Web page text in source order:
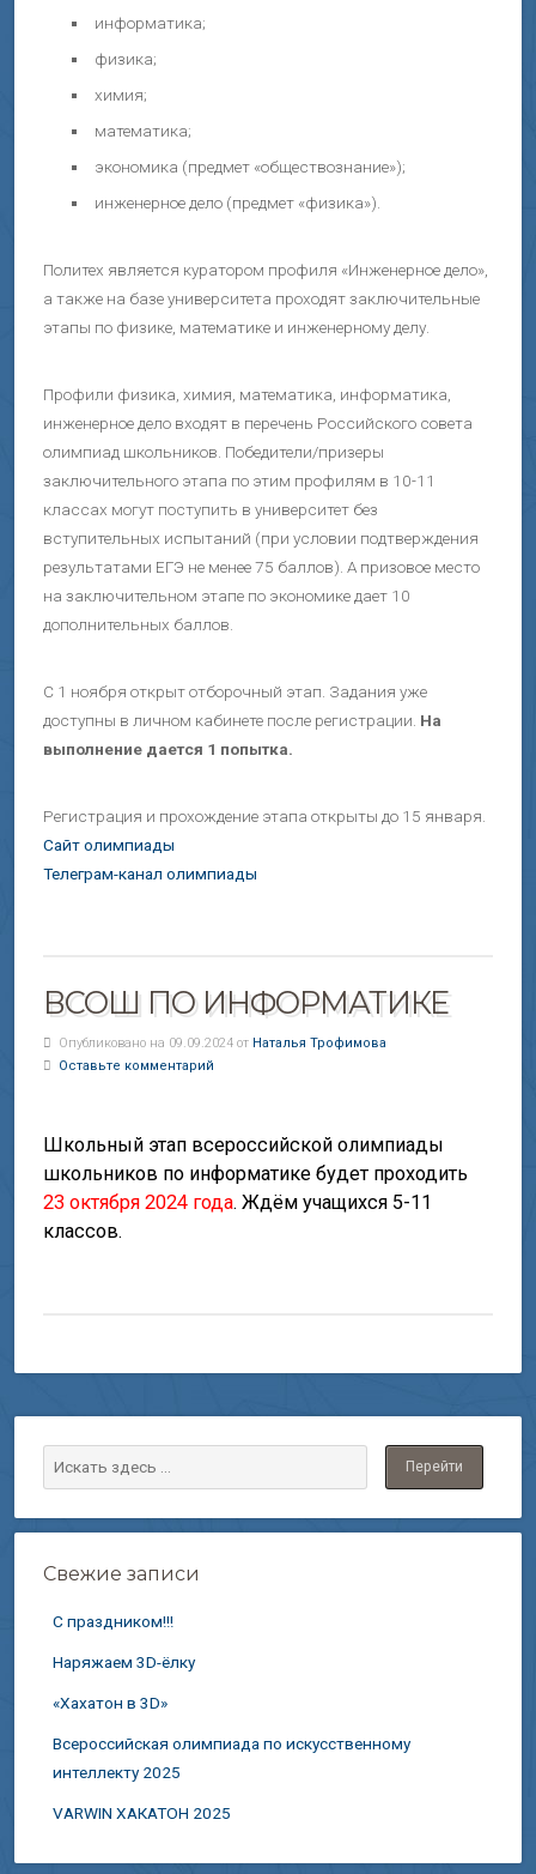
информатика;
физика;
химия;
математика;
экономика (предмет «обществознание»);
инженерное дело (предмет «физика»).
Политех является куратором профиля «Инженерное дело»,
а также на базе университета проходят заключительные
этапы по физике, математике и инженерному делу.
Профили физика, химия, математика, информатика,
инженерное дело входят в перечень Российского совета
олимпиад школьников. Победители/призеры
заключительного этапа по этим профилям в 10-11
классах могут поступить в университет без
вступительных испытаний (при условии подтверждения
результатами ЕГЭ не менее 75 баллов). А призовое место
на заключительном этапе по экономике дает 10
дополнительных баллов.
С 1 ноября открыт отборочный этап. Задания уже
доступны в личном кабинете после регистрации. На
выполнение дается 1 попытка.
Регистрация и прохождение этапа открыты до 15 января.
Сайт олимпиады
Телеграм-канал олимпиады
ВСОШ ПО ИНФОРМАТИКЕ
Опубликовано на 09.09.2024 от Наталья Трофимова
Оставьте комментарий
Школьный этап всероссийской олимпиады
школьников по информатике будет проходить
23 октября 2024 года. Ждём учащихся 5-11
классов.
Свежие записи
С праздником!!!
Наряжаем 3D-ёлку
«Хахатон в 3D»
Всероссийская олимпиада по искусственному
интеллекту 2025
VARWIN ХАКАТОН 2025